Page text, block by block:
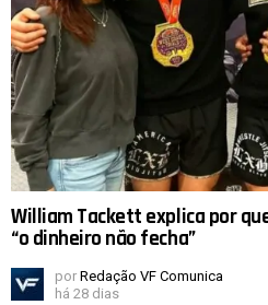
William Tackett explica por
“o dinheiro não fecha”
por Redação VF Comunica
há 28 dias